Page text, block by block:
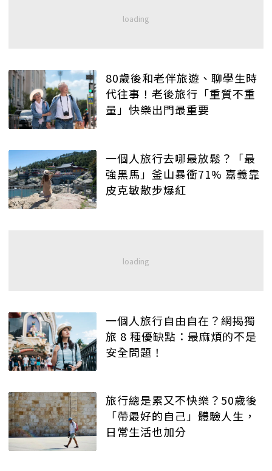
80歲後和老伴旅遊、聊學生時
代往事！老後旅行「重質不重
量」快樂出門最重要
一個人旅行去哪最放鬆？「最
強黑馬」釜山暴衝71% 嘉義靠
皮克敏散步爆紅
一個人旅行自由自在？網揭獨
旅 8 種優缺點：最麻煩的不是
安全問題！
旅行總是累又不快樂？50歲後
「帶最好的自己」體驗人生，
日常生活也加分